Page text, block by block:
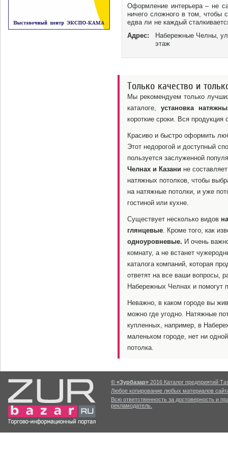
Оформление интерьера – не
ничего сложного в том, чтобы
едва ли не каждый
Адрес:
Набережные Челны,
этаж
Только качество и
Мы рекомендуем только
каталоге, установка
короткие сроки. Вся продукция
Красиво и быстро оформить
Этот недорогой и доступный
пользуется заслуженной
Челнах и Казани не
натяжных потолков, чтобы
на натяжные потолки, и уже
гостиной или кухне.
Существует несколько видов
глянцевые. Кроме того, как
одноуровневые. И очень
комнату, а не встанет
каталога компаний, которая
ответят на все ваши вопросы,
Набережных Челнах и помогут
Неважно, в каком городе вы
можно где угодно. Натяжные
купленных, например, в
маленьком городе, нет ни
потолка.
© «Зурбазар» 2016 Каталог предприятий
Любое копирование любых материалов
Всю ответственность за достоверность и
рекламодатель.